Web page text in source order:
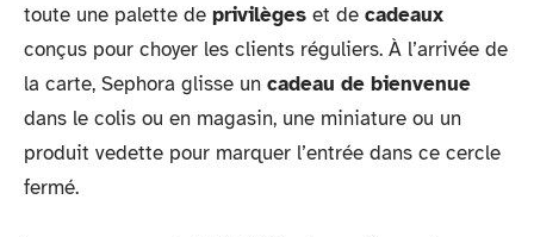
toute une palette de privilèges et de cadeaux
conçus pour choyer les clients réguliers. À l’arrivée de
la carte, Sephora glisse un cadeau de bienvenue
dans le colis ou en magasin, une miniature ou un
produit vedette pour marquer l’entrée dans ce cercle
fermé.